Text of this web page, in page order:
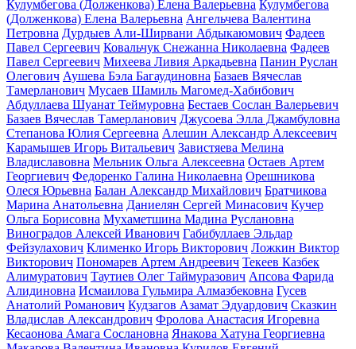
Кулумбегова (Долженкова) Елена Валерьевна Кулумбегова
(Долженкова) Елена Валерьевна Ангельчева Валентина
Петровна Дурдыев Али-Ширвани Абдыкаюмович Фадеев
Павел Сергеевич Ковальчук Снежанна Николаевна Фадеев
Павел Сергеевич Михеева Ливия Аркадьевна Панин Руслан
Олегович Аушева Бэла Багаудиновна Базаев Вячеслав
Тамерланович Мусаев Шамиль Магомед-Хабибович
Абдуллаева Шуанат Теймуровна Бестаев Сослан Валерьевич
Базаев Вячеслав Тамерланович Джусоева Элла Джамбуловна
Степанова Юлия Сергеевна Алешин Александр Алексеевич
Карамышев Игорь Витальевич Завистяева Мелина
Владиславовна Мельник Ольга Алексеевна Остаев Артем
Георгиевич Федоренко Галина Николаевна Орешникова
Олеся Юрьевна Балан Александр Михайлович Братчикова
Марина Анатольевна Даниелян Сергей Минасович Кучер
Ольга Борисовна Мухаметшина Мадина Руслановна
Виноградов Алексей Иванович Габибуллаев Эльдар
Фейзулахович Клименко Игорь Викторович Ложкин Виктор
Викторович Пономарев Артем Андреевич Текеев Казбек
Алимуратович Таутиев Олег Таймуразович Апсова Фарида
Алидиновна Исмаилова Гульмира Алмазбековна Гусев
Анатолий Романович Кудзагов Азамат Эдуардович Сказкин
Владислав Александрович Фролова Анастасия Игоревна
Кесаонова Амага Сослановна Янакова Хатуна Георгиевна